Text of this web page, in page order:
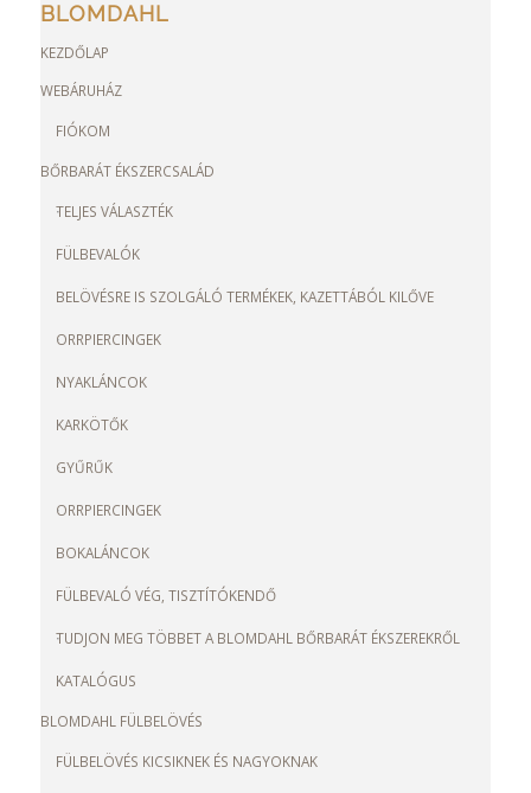
BLOMDAHL
KEZDŐLAP
WEBÁRUHÁZ
FIÓKOM
BŐRBARÁT ÉKSZERCSALÁD
TELJES VÁLASZTÉK
FÜLBEVALÓK
BELÖVÉSRE IS SZOLGÁLÓ TERMÉKEK, KAZETTÁBÓL KILŐVE
ORRPIERCINGEK
NYAKLÁNCOK
KARKÖTŐK
GYŰRŰK
ORRPIERCINGEK
BOKALÁNCOK
FÜLBEVALÓ VÉG, TISZTÍTÓKENDŐ
TUDJON MEG TÖBBET A BLOMDAHL BŐRBARÁT ÉKSZEREKRŐL
KATALÓGUS
BLOMDAHL FÜLBELÖVÉS
FÜLBELÖVÉS KICSIKNEK ÉS NAGYOKNAK